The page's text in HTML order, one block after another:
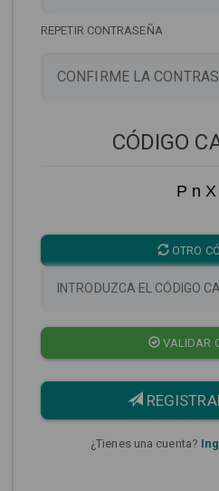
REPETIR CONTRASEÑA
CÓDIGO
P n X
OTRO
VALIDAR
¿Tienes una cuenta?